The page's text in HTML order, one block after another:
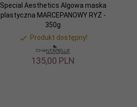
Special Aesthetics Algowa maska
plastyczna MARCEPANOWY RYŻ -
350g
Produkt dostępny!
135,00 PLN